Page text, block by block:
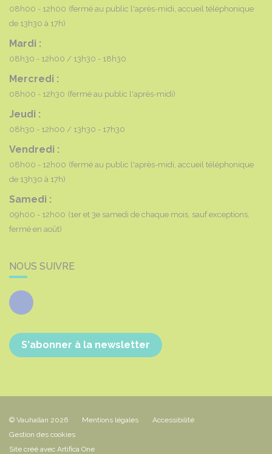
08h00 - 12h00 (fermé au public l'après-midi, accueil téléphonique
de 13h30 à 17h)
Mardi :
08h30 - 12h00 13h30 - 18h30
Mercredi :
08h00 - 12h30 (fermé au public l'après-midi)
Jeudi :
08h30 - 12h00 13h30 - 17h30
Vendredi :
08h00 - 12h00 (fermé au public l'après-midi, accueil téléphonique
de 13h30 à 17h)
Samedi :
09h00 - 12h00 (1er et 3e samedi de chaque mois, sauf exceptions,
fermé en août)
NOUS SUIVRE
Facebook
S'abonner à la newsletter
© Vauhallan 2026 Mentions légales
Accessibilité
Gestion des cookies
Site créé avec Artifica One